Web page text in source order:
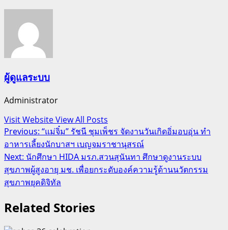
ผู้ดูแลระบบ
Administrator
Visit WebsiteView All Posts
Post
navigation
Previous: “แม่จิ๋ม” รัชนี ชุมเพ็ชร จัดงานวันเกิดอิ่มอบอุ่น ทำ
อาหารเลี้ยงนักบาสฯ เบญจมราชานุสรณ์
Next: นักศึกษา HIDA มรภ.สวนสุนันทา ศึกษาดูงานระบบ
สุขภาพผู้สูงอายุ มช. เพื่อยกระดับองค์ความรู้ด้านนวัตกรรม
สุขภาพยุคดิจิทัล
Related Stories